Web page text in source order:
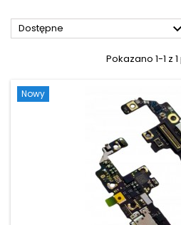
Dostępne 
Pokazano 1-1 z
Nowy